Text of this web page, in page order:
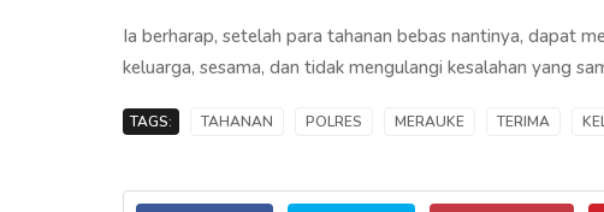
Ia berharap, setelah para tahanan bebas nantinya, dapat
keluarga, sesama, dan tidak mengulangi kesalahan yang
TAGS: TAHANAN POLRES MERAUKE TERIMA